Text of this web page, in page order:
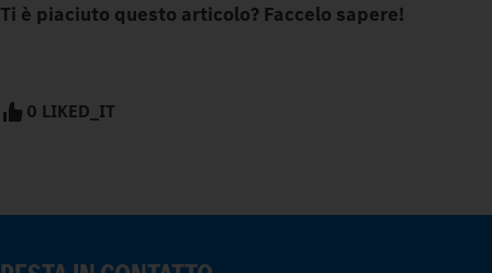
Ti è piaciuto questo articolo? Faccelo sapere!
0 LIKED_IT